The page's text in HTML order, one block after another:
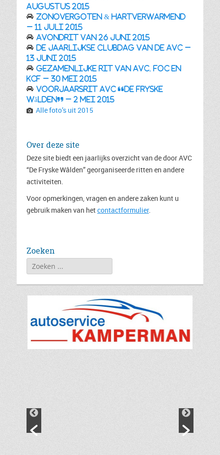
augustus 2015
Zonovergoten & hartverwarmend
– 11 juli 2015
Avondrit van 26 juni 2015
De jaarlijkse clubdag van de AVC –
13 juni 2015
Gezamenlijke rit van AVC, FOC en
KCF – 30 mei 2015
Voorjaarsrit AVC “De Fryske
Wâlden” – 2 mei 2015
Alle foto’s uit 2015
Over deze site
Deze site biedt een jaarlijks overzicht van de door AVC
“De Fryske Wâlden” georganiseerde ritten en andere
activiteiten.
Voor opmerkingen, vragen en andere zaken kunt u
gebruik maken van hetcontactformulier.
Zoeken
Zoeken
naar: